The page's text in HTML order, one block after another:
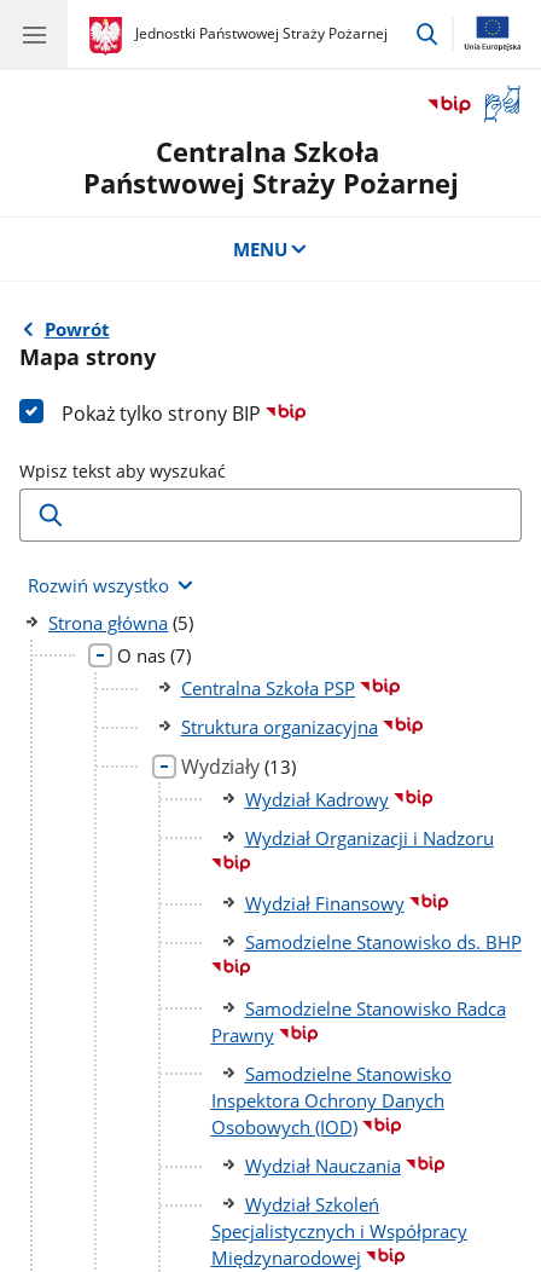
gov.pl
Jednostki Państwowej Straży Pożarnej
gov.pl
Jednostki
przejdź
okno
Centralna Szkoła
Państwowej Straży Pożarnej
MENU
Powrót
Mapa strony
Pokaż tylko strony BIP
Wpisz tekst aby wyszukać
Rozwiń wszystko
Strona główna liczba
podstron
(5)
O nas liczba
podstron
(7)
Centralna Szkoła PSP
Struktura organizacyjna
Wydziały liczba
podstron
(13)
Wydział Kadrowy
Wydział Organizacji i Nadzoru
Wydział Finansowy
Samodzielne Stanowisko ds. BHP
Samodzielne Stanowisko Radca
Prawny
Samodzielne Stanowisko
Inspektora Ochrony Danych
Osobowych (IOD)
Wydział Nauczania
Wydział Szkoleń
Specjalistycznych i Współpracy
Międzynarodowej